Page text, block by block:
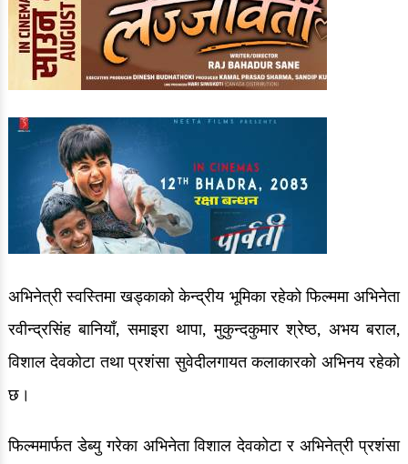
अभिनेत्री स्वस्तिमा खड्काको केन्द्रीय भूमिका रहेको फिल्ममा अभिनेता
रवीन्द्रसिंह बानियाँ, समाइरा थापा, मुकुन्दकुमार श्रेष्ठ, अभय बराल,
विशाल देवकोटा तथा प्रशंसा सुवेदीलगायत कलाकारको अभिनय रहेको
छ।
फिल्ममार्फत डेब्यु गरेका अभिनेता विशाल देवकोटा र अभिनेत्री प्रशंसा